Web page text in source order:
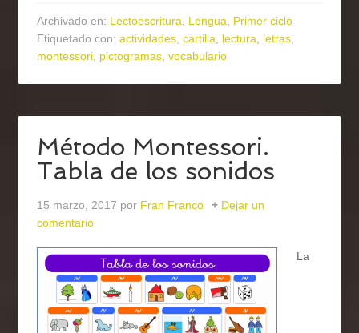
Archivado en: Lectoescritura, Lengua, Primer ciclo
Etiquetado con:actividades,cartilla, lectura, letras,
montessori, pictogramas,vocabulario
Método Montessori.
Tabla de los sonidos
15 marzo, 2017 por Fran Franco
Dejar un
comentario
La